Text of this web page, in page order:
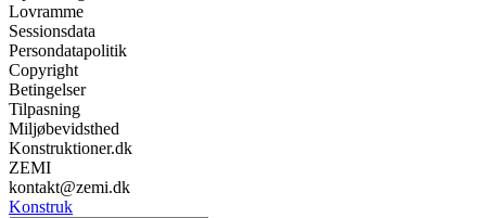
Lovramme
Sessionsdata
Persondatapolitik
Copyright
Betingelser
Tilpasning
Miljøbevidsthed
Konstruktioner.dk
ZEMI
kontakt@zemi.dk
Konstruk